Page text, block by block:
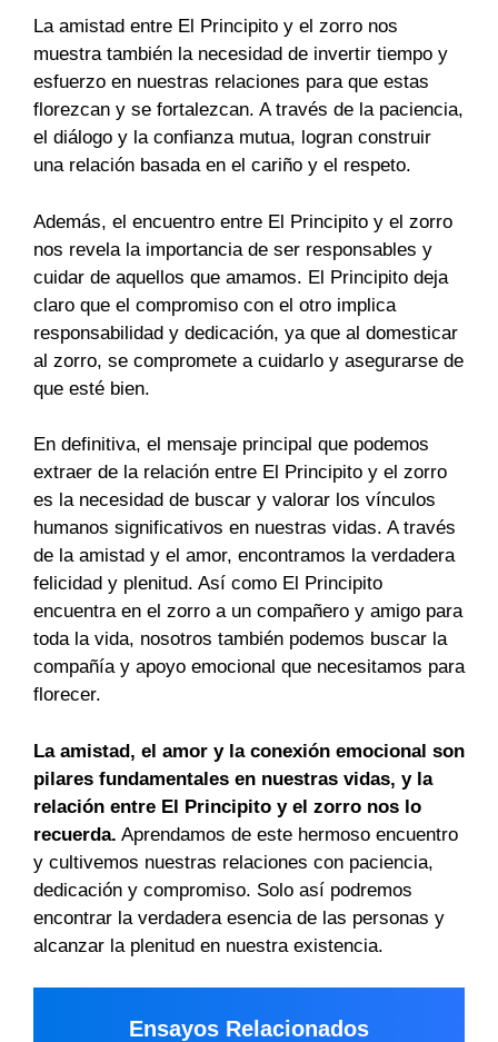
La amistad entre El Principito y el zorro nos
muestra también la necesidad de invertir tiempo y
esfuerzo en nuestras relaciones para que estas
florezcan y se fortalezcan. A través de la paciencia,
el diálogo y la confianza mutua, logran construir
una relación basada en el cariño y el respeto.
Además, el encuentro entre El Principito y el zorro
nos revela la importancia de ser responsables y
cuidar de aquellos que amamos. El Principito deja
claro que el compromiso con el otro implica
responsabilidad y dedicación, ya que al domesticar
al zorro, se compromete a cuidarlo y asegurarse de
que esté bien.
En definitiva, el mensaje principal que podemos
extraer de la relación entre El Principito y el zorro
es la necesidad de buscar y valorar los vínculos
humanos significativos en nuestras vidas. A través
de la amistad y el amor, encontramos la verdadera
felicidad y plenitud. Así como El Principito
encuentra en el zorro a un compañero y amigo para
toda la vida, nosotros también podemos buscar la
compañía y apoyo emocional que necesitamos para
florecer.
La amistad, el amor y la conexión emocional son
pilares fundamentales en nuestras vidas, y la
relación entre El Principito y el zorro nos lo
recuerda. Aprendamos de este hermoso encuentro
y cultivemos nuestras relaciones con paciencia,
dedicación y compromiso. Solo así podremos
encontrar la verdadera esencia de las personas y
alcanzar la plenitud en nuestra existencia.
Ensayos Relacionados